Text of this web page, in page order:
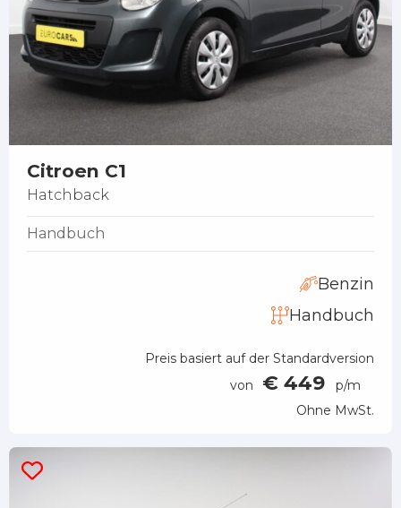
Citroen C1
Hatchback
Handbuch
Benzin
Handbuch
Preis basiert auf der Standardversion
von
€ 449
p/m
Ohne MwSt.